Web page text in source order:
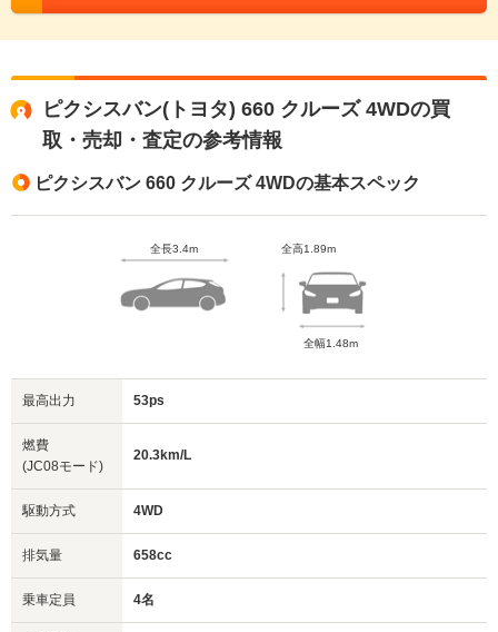
ピクシスバン(トヨタ) 660 クルーズ 4WDの買
取・売却・査定の参考情報
ピクシスバン 660 クルーズ 4WDの基本スペック
全長3.4m 全高1.89m
全幅1.48m
最高出力 53ps
燃費
(JC08モード)
20.3km/L
駆動方式 4WD
排気量 658cc
乗車定員 4名